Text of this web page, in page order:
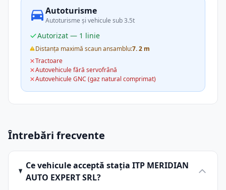
Autoturisme
Autoturisme și vehicule sub 3.5t
Autorizat — 1 linie
Distanța maximă scaun ansamblu:7. 2 m
Tractoare
Autovehicule fără servofrână
Autovehicule GNC (gaz natural comprimat)
Întrebări frecvente
Ce vehicule acceptă stația ITP MERIDIAN
AUTO EXPERT SRL?